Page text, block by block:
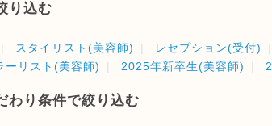
り込む
スタイリスト(美容師) レセプション(受付)
ーリスト(美容師) 2025年新卒生(美容師)
わり条件で絞り込む